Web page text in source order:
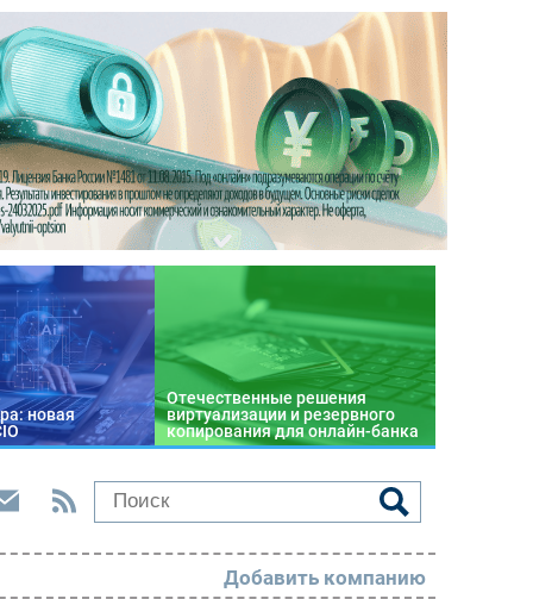
новая
Отечественные решения
виртуализации и резервного
копирования для онлайн-банка
Добавить компанию